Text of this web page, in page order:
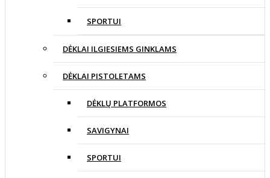
SPORTUI
DĖKLAI ILGIESIEMS GINKLAMS
DĖKLAI PISTOLETAMS
DĖKLŲ PLATFORMOS
SAVIGYNAI
SPORTUI